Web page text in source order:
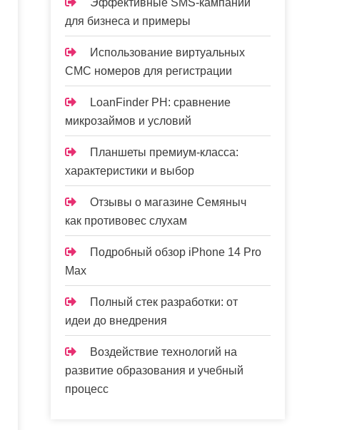
Эффективные SMS-кампании
для бизнеса и примеры
Использование виртуальных
СМС номеров для регистрации
LoanFinder PH: сравнение
микрозаймов и условий
Планшеты премиум-класса:
характеристики и выбор
Отзывы о магазине Семяныч
как противовес слухам
Подробный обзор iPhone 14 Pro
Max
Полный стек разработки: от
идеи до внедрения
Воздействие технологий на
развитие образования и учебный
процесс